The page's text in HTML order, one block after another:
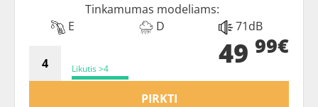
Tinkamumas modeliams:
E
D 71dB
Likutis >4 49 99€
PIRKTI